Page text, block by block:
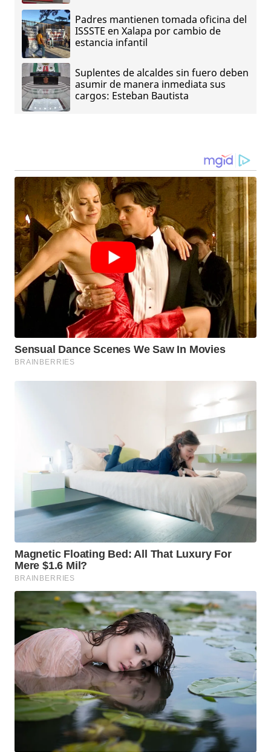
Padres mantienen tomada oficina del
ISSSTE en Xalapa por cambio de
estancia infantil
Suplentes de alcaldes sin fuero deben
asumir de manera inmediata sus
cargos: Esteban Bautista